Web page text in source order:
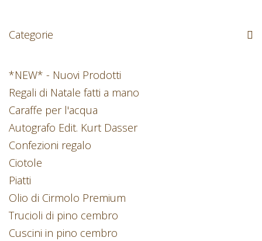
Categorie
*NEW* - Nuovi Prodotti
Regali di Natale fatti a mano
Caraffe per l'acqua
Autografo Edit. Kurt Dasser
Confezioni regalo
Ciotole
Piatti
Olio di Cirmolo Premium
Trucioli di pino cembro
Cuscini in pino cembro